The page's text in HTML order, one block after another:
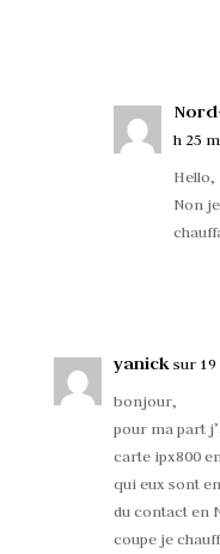
h 25
Hello,
Non
yanick sur
bonjour,
pour ma part
carte ipx800
qui eux sont
du contact en
coupe je